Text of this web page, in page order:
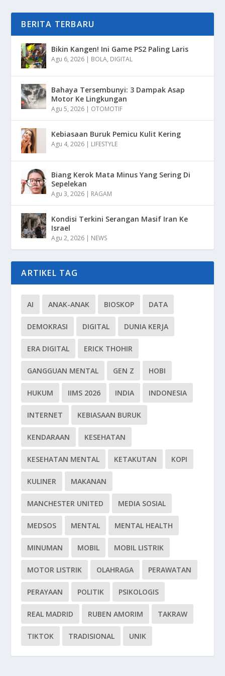
BERITA TERBARU
Bikin Kangen! Ini Game PS2 Paling Laris
Agu 6, 2026 | BOLA, DIGITAL
Bahaya Tersembunyi: 3 Dampak Asap
Motor Ke Lingkungan
Agu 5, 2026 | OTOMOTIF
Kebiasaan Buruk Pemicu Kulit Kering
Agu 4, 2026 | LIFESTYLE
Biang Kerok Mata Minus Yang Sering Di
Sepelekan
Agu 3, 2026 | RAGAM
Kondisi Terkini Serangan Masif Iran Ke
Israel
Agu 2, 2026 | NEWS
ARTIKEL TAG
AI ANAK-ANAK BIOSKOP DATA
DEMOKRASI DIGITAL DUNIA KERJA
ERA DIGITAL ERICK THOHIR
GANGGUAN MENTAL GEN Z HOBI
HUKUM IIMS 2026 INDIA INDONESIA
INTERNET KEBIASAAN BURUK
KENDARAAN KESEHATAN
KESEHATAN MENTAL KETAKUTAN KOPI
KULINER MAKANAN
MANCHESTER UNITED MEDIA SOSIAL
MEDSOS MENTAL MENTAL HEALTH
MINUMAN MOBIL MOBIL LISTRIK
MOTOR LISTRIK OLAHRAGA PERAWATAN
PERAYAAN POLITIK PSIKOLOGIS
REAL MADRID RUBEN AMORIM TAKRAW
TIKTOK TRADISIONAL UNIK